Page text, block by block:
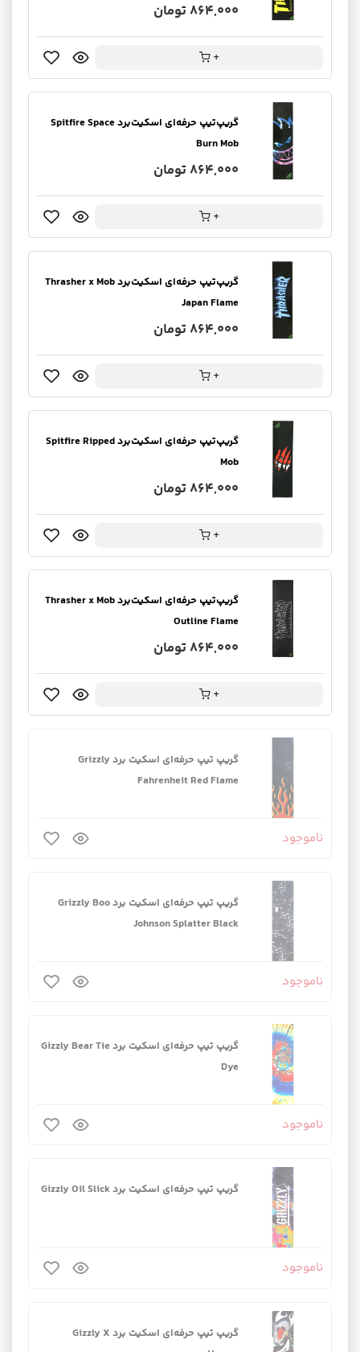
864,000 تومان
+
گریپ‌تیپ حرفه‌ای اسکیت‌برد Spitfire Space
Burn Mob
864,000 تومان
+
گریپ‌تیپ حرفه‌ای اسکیت‌برد Thrasher x Mob
Japan Flame
864,000 تومان
+
گریپ‌تیپ حرفه‌ای اسکیت‌برد Spitfire Ripped
Mob
864,000 تومان
+
گریپ‌تیپ حرفه‌ای اسکیت‌برد Thrasher x Mob
Outline Flame
864,000 تومان
+
گریپ تیپ حرفه‌ای اسکیت برد Grizzly
Fahrenheit Red Flame
ناموجود
گریپ تیپ حرفه‌ای اسکیت برد Grizzly Boo
Johnson Splatter Black
ناموجود
گریپ تیپ حرفه‌ای اسکیت برد Gizzly Bear Tie
Dye
ناموجود
گریپ تیپ حرفه‌ای اسکیت برد Gizzly Oil Slick
ناموجود
گریپ تیپ حرفه‌ای اسکیت برد Gizzly X